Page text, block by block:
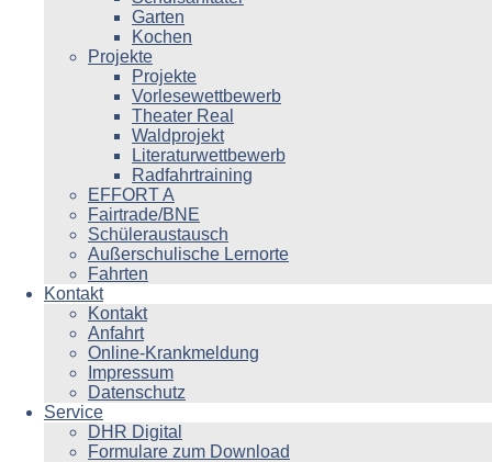
Garten
Kochen
Projekte
Projekte
Vorlesewettbewerb
Theater Real
Waldprojekt
Literaturwettbewerb
Radfahrtraining
EFFORT A
Fairtrade/BNE
Schüleraustausch
Außerschulische Lernorte
Fahrten
Kontakt
Kontakt
Anfahrt
Online-Krankmeldung
Impressum
Datenschutz
Service
DHR Digital
Formulare zum Download